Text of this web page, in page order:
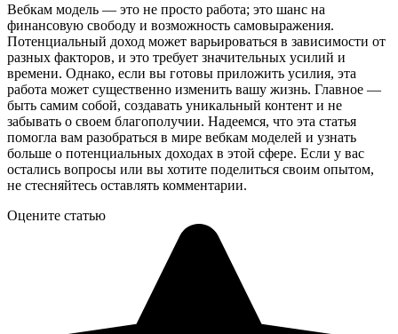
Вебкам модель — это не просто работа; это шанс на
финансовую свободу и возможность самовыражения.
Потенциальный доход может варьироваться в зависимости от
разных факторов, и это требует значительных усилий и
времени. Однако, если вы готовы приложить усилия, эта
работа может существенно изменить вашу жизнь. Главное —
быть самим собой, создавать уникальный контент и не
забывать о своем благополучии. Надеемся, что эта статья
помогла вам разобраться в мире вебкам моделей и узнать
больше о потенциальных доходах в этой сфере. Если у вас
остались вопросы или вы хотите поделиться своим опытом,
не стесняйтесь оставлять комментарии.
Оцените статью